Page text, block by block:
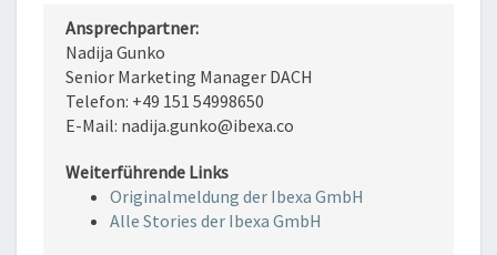
Ansprechpartner:
Nadija Gunko
Senior Marketing Manager DACH
Telefon: +49 151 54998650
E-Mail: nadija.gunko@ibexa.co
Weiterführende Links
Originalmeldung der Ibexa GmbH
Alle Stories der Ibexa GmbH